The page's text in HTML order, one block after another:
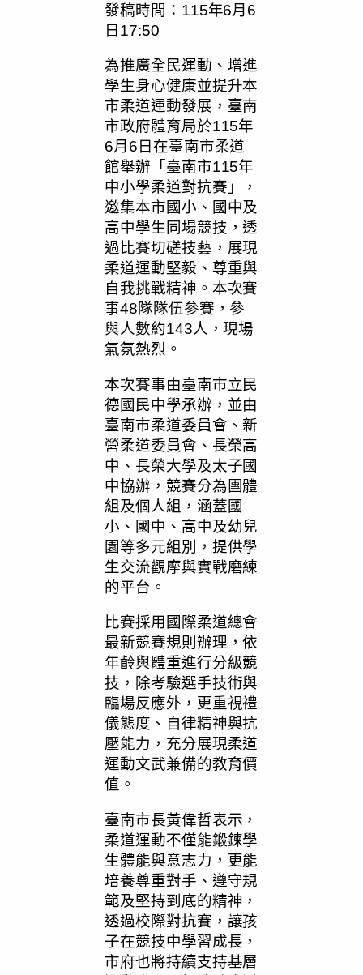
發稿時間：115年6月6
日17:50
為推廣全民運動、增進
學生身心健康並提升本
市柔道運動發展，臺南
市政府體育局於115年
6月6日在臺南市柔道
館舉辦「臺南市115年
中小學柔道對抗賽」，
邀集本市國小、國中及
高中學生同場競技，透
過比賽切磋技藝，展現
柔道運動堅毅、尊重與
自我挑戰精神。本次賽
事48隊隊伍參賽，參
與人數約143人，現場
氣氛熱烈。
本次賽事由臺南市立民
德國民中學承辦，並由
臺南市柔道委員會、新
營柔道委員會、長榮高
中、長榮大學及太子國
中協辦，競賽分為團體
組及個人組，涵蓋國
小、國中、高中及幼兒
園等多元組別，提供學
生交流觀摩與實戰磨練
的平台。
比賽採用國際柔道總會
最新競賽規則辦理，依
年齡與體重進行分級競
技，除考驗選手技術與
臨場反應外，更重視禮
儀態度、自律精神與抗
壓能力，充分展現柔道
運動文武兼備的教育價
值。
臺南市長黃偉哲表示，
柔道運動不僅能鍛鍊學
生體能與意志力，更能
培養尊重對手、遵守規
範及堅持到底的精神，
透過校際對抗賽，讓孩
子在競技中學習成長，
市府也將持續支持基層